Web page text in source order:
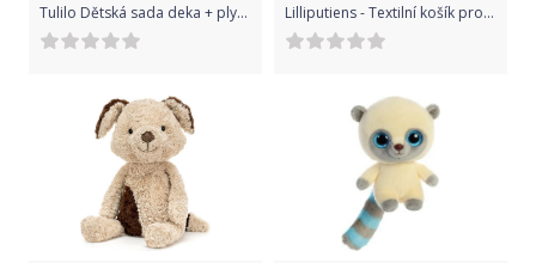
Tulilo Dětská sada deka + plyšová hračka Medvídek Panda - růžová
Lilliputiens - Textilní košík pro panenky